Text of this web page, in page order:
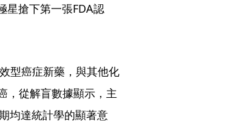
星搶下第一張FDA認
型癌症新藥，與其他化
，從解盲數據顯示，主
均達統計學的顯著意